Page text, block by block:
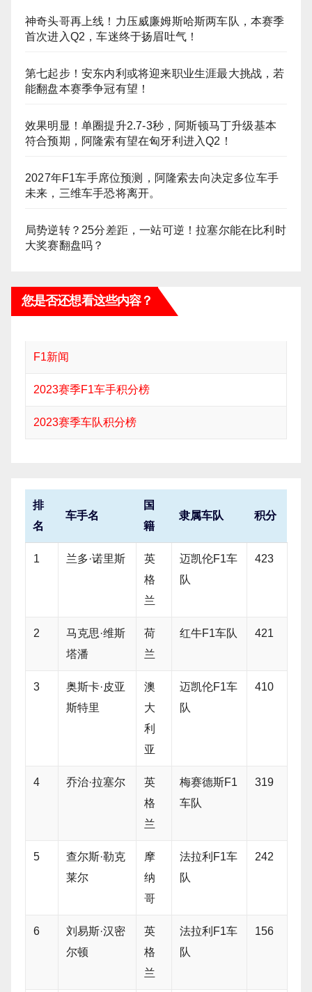
神奇头哥再上线！力压威廉姆斯哈斯两车队，本赛季
首次进入Q2，车迷终于扬眉吐气！
第七起步！安东内利或将迎来职业生涯最大挑战，若
能翻盘本赛季争冠有望！
效果明显！单圈提升2.7-3秒，阿斯顿马丁升级基本
符合预期，阿隆索有望在匈牙利进入Q2！
2027年F1车手席位预测，阿隆索去向决定多位车手
未来，三维车手恐将离开。
局势逆转？25分差距，一站可逆！拉塞尔能在比利时
大奖赛翻盘吗？
您是否还想看这些内容？
F1新闻
2023赛季F1车手积分榜
2023赛季车队积分榜
排
名
车手名
国
籍
隶属车队 积分
1 兰多·诺里斯
英
格
兰
迈凯伦F1车
队
423
2
马克思·维斯
塔潘
荷
兰
红牛F1车队 421
3
奥斯卡·皮亚
斯特里
澳
大
利
亚
迈凯伦F1车
队
410
4 乔治·拉塞尔
英
格
兰
梅赛德斯F1
车队
319
5
查尔斯·勒克
莱尔
摩
纳
哥
法拉利F1车
队
242
6
刘易斯·汉密
尔顿
英
格
兰
法拉利F1车
队
156